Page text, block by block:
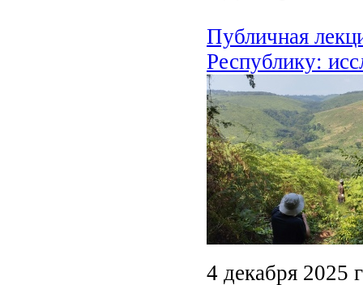
Публичная
Республику:
4 декабря 2025